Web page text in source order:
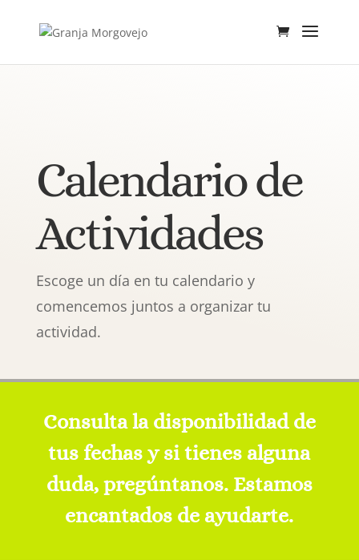
Calendario de
Actividades
Escoge un día en tu calendario y
comencemos juntos a organizar tu
actividad.
Consulta la disponibilidad de
tus fechas y si tienes alguna
duda, pregúntanos. Estamos
encantados de ayudarte.